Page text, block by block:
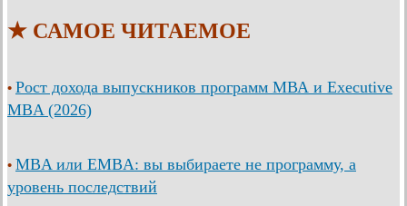
★ САМОЕ ЧИТАЕМОЕ
• Рост дохода выпускников программ МВА и Executive
MBA (2026)
• MBA или EMBA: вы выбираете не программу, а
уровень последствий